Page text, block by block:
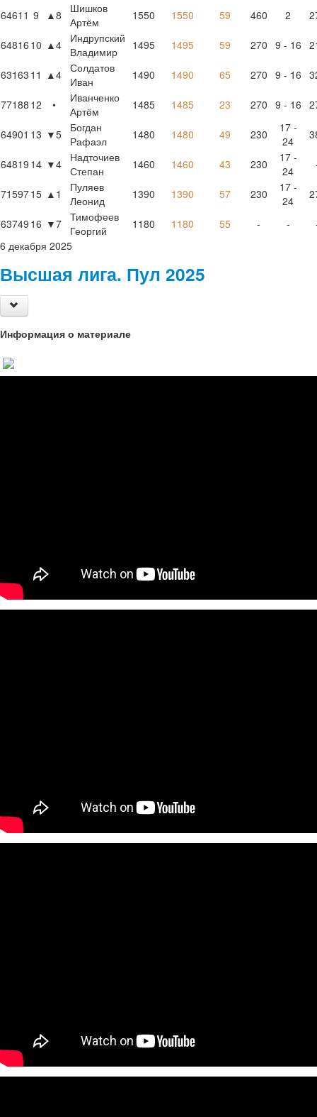
64611 9 ▲8
Шишков
Артём
1550 1550 59 460 2
64816 10 ▲4
Индрупский
Владимир
1495 1495 59 270 9 - 16
63163 11 ▲4 Солдатов
Иван
1490 1490 65 270 9 - 16
77188 12 •
Иванченко
Артём
1485 1485 23 270 9 - 16
64901 13 ▼5
Богдан
Рафаэл
1480 1480 49 230
17 -
24
64819 14 ▼4
Надточиев
Степан
1460 1460 43 230
17 -
24
7159715 ▲1
Пуляев
Леонид
1390 1390 57 230
17 -
24
63749 16 ▼7 Тимофеев
Георгий
1180 1180 55 - -
6 декабря 2025
Высшая лига. Пул 2025
Информация о материале